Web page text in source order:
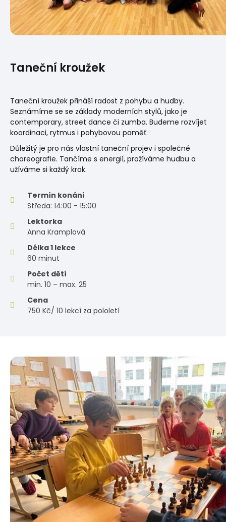
Taneční kroužek
Taneční kroužek přináší radost z pohybu a hudby.
Seznámíme se se základy moderních stylů, jako je
contemporary, street dance či zumba. Budeme rozvíjet
koordinaci, rytmus i pohybovou paměť.
Důležitý je pro nás vlastní taneční projev i společné
choreografie. Tančíme s energií, prožíváme hudbu a
užíváme si každý krok.
Termín konání
Středa: 14:00 - 15:00
Lektorka
Anna Kramplová
Délka 1 lekce
60 minut
Počet dětí
min. 10 – max. 25
Cena
750 Kč/ 10 lekcí za pololetí